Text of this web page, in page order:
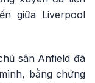
giữa Liverpool
sân Anfield đã
bằng chứng